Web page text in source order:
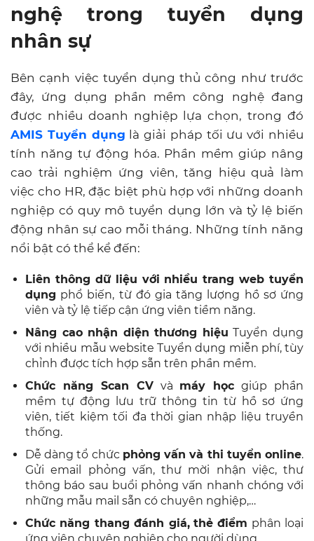
nghệ trong tuyển dụng
nhân sự
Bên cạnh việc tuyển dụng thủ công như trước
đây, ứng dụng phần mềm công nghệ đang
được nhiều doanh nghiệp lựa chọn, trong đó
AMIS Tuyển dụng là giải pháp tối ưu với nhiều
tính năng tự động hóa. Phần mềm giúp nâng
cao trải nghiệm ứng viên, tăng hiệu quả làm
việc cho HR, đặc biệt phù hợp với những doanh
nghiệp có quy mô tuyển dụng lớn và tỷ lệ biến
động nhân sự cao mỗi tháng. Những tính năng
nổi bật có thể kể đến:
Liên thông dữ liệu với nhiều trang web tuyển
dụng phổ biến, từ đó gia tăng lượng hồ sơ ứng
viên và tỷ lệ tiếp cận ứng viên tiềm năng.
Nâng cao nhận diện thương hiệu Tuyển dụng
với nhiều mẫu website Tuyển dụng miễn phí, tùy
chỉnh được tích hợp sẵn trên phần mềm.
Chức năng Scan CVvà máy học giúp phần
mềm tự động lưu trữ thông tin từ hồ sơ ứng
viên, tiết kiệm tối đa thời gian nhập liệu truyền
thống.
Dễ dàng tổ chức phỏng vấn và thi tuyển online.
Gửi email phỏng vấn, thư mời nhận việc, thư
thông báo sau buổi phỏng vấn nhanh chóng với
những mẫu mail sẵn có chuyên nghiệp,…
Chức năng thang đánh giá, thẻ điểm phân loại